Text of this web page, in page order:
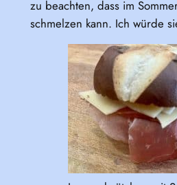
zu beachten, dass im
schmelzen kann. Ich würde